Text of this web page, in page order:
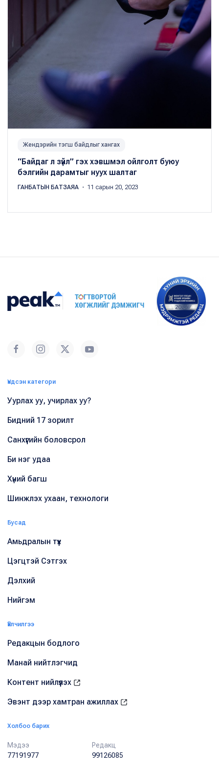
Жендэрийн тэгш байдлыг хангах
“Байдаг л зүйл” гэх хэвшмэл ойлголт буюу
бэлгийн дарамтыг нуух шалтаг
ГАНБАТЫН БАТЗАЯА ・ 11 сарын 20, 2023
Үндсэн категори
Уурлах уу, учирлах уу?
Бидний 17 зорилт
Санхүүгийн боловсрол
Би нэг удаа
Хүний багш
Шинжлэх ухаан, технологи
Бусад
Амьдралын түүх
Цэгцтэй Сэтгэх
Дэлхий
Нийгэм
Үйлчилгээ
Редакцын бодлого
Манай нийтлэгчид
Контент нийлүүлэх
Эвэнт дээр хамтран ажиллах
Холбоо барих
Мэдээ
77191977
Редакц
99126085